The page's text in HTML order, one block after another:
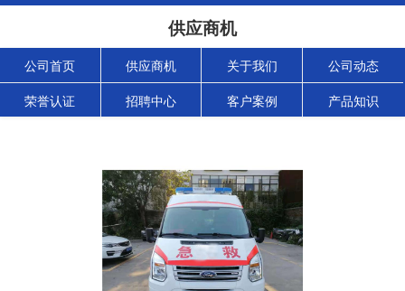
供应商机
公司首页 供应商机 关于我们 公司动态
荣誉认证 招聘中心 客户案例 产品知识